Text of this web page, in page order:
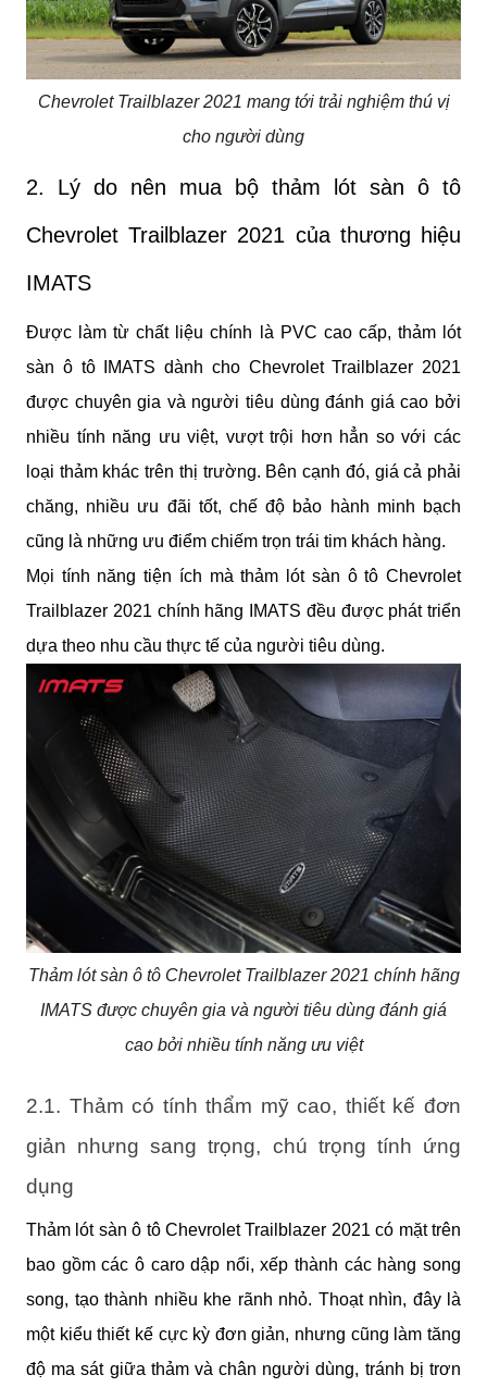
Chevrolet Trailblazer 2021 mang tới trải nghiệm thú vị
cho người dùng
2. Lý do nên mua bộ thảm lót sàn ô tô
Chevrolet Trailblazer 2021 của thương hiệu
IMATS
Được làm từ chất liệu chính là PVC cao cấp, thảm lót
sàn ô tô IMATS dành cho Chevrolet Trailblazer 2021
được chuyên gia và người tiêu dùng đánh giá cao bởi
nhiều tính năng ưu việt, vượt trội hơn hẳn so với các
loại thảm khác trên thị trường. Bên cạnh đó, giá cả phải
chăng, nhiều ưu đãi tốt, chế độ bảo hành minh bạch
cũng là những ưu điểm chiếm trọn trái tim khách hàng.
Mọi tính năng tiện ích mà thảm lót sàn ô tô Chevrolet
Trailblazer 2021 chính hãng IMATS đều được phát triển
dựa theo nhu cầu thực tế của người tiêu dùng.
Thảm lót sàn ô tô Chevrolet Trailblazer 2021 chính hãng
IMATS được chuyên gia và người tiêu dùng đánh giá
cao bởi nhiều tính năng ưu việt
2.1. Thảm có tính thẩm mỹ cao, thiết kế đơn
giản nhưng sang trọng, chú trọng tính ứng
dụng
Thảm lót sàn ô tô Chevrolet Trailblazer 2021 có mặt trên
bao gồm các ô caro dập nổi, xếp thành các hàng song
song, tạo thành nhiều khe rãnh nhỏ. Thoạt nhìn, đây là
một kiểu thiết kế cực kỳ đơn giản, nhưng cũng làm tăng
độ ma sát giữa thảm và chân người dùng, tránh bị trơn